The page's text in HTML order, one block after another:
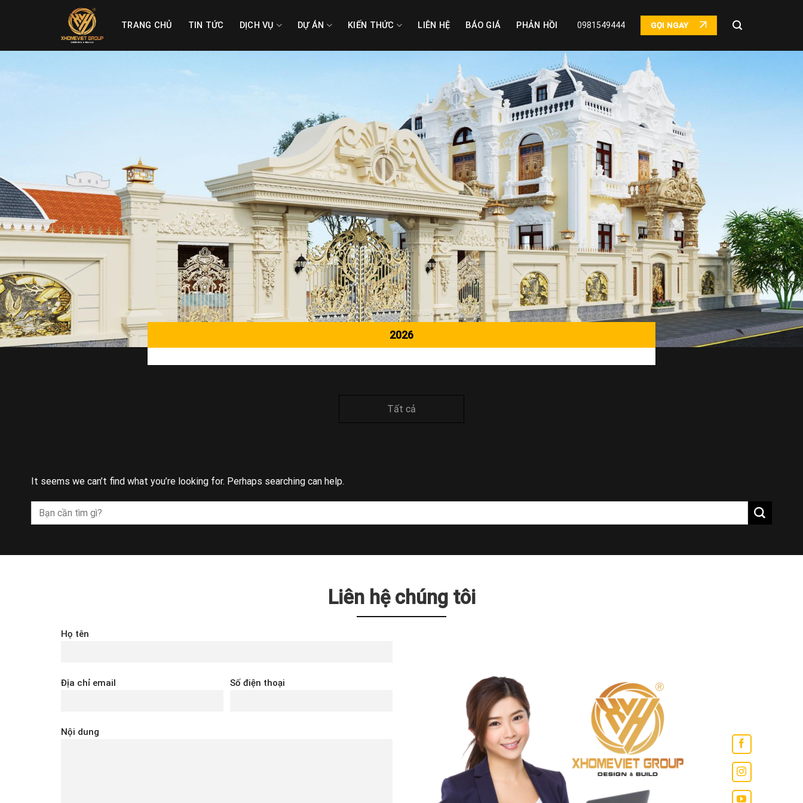
TRANG CHỦ TIN TỨC DỊCH VỤ DỰ ÁN KIẾN THỨC LIÊN HỆ BÁO GIÁ PHẢN HỒI 0981549444 GỌI NGAY
2026
Tất cả
It seems we can’t find what you’re looking for. Perhaps searching can help.
Liên hệ chúng tôi
Họ tên
Địa chỉ email Số điện thoại
Nội dung